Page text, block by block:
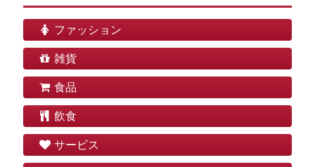
ファッション
雑貨
食品
飲食
サービス